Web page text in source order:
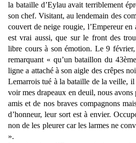
la bataille d’Eylau avait terriblement
son chef. Visitant, au lendemain des
couvert de neige rougie, l’Empereur en
est vrai aussi, que sur le front des
libre cours à son émotion. Le 9
remarquant « qu’un bataillon du
ligne a attaché à son aigle des crêpes
Lemarrois tué à la bataille de la veille, il
voir mes drapeaux en deuil, nous
amis et de nos braves compagnons
d’honneur, leur sort est à envier.
non de les pleurer car les larmes ne
».